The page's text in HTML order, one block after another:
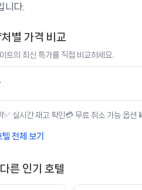
니다.
별 가격 비교
트의 최신 특가를 직접 비교하세요.
✅ 실시간 재고 확인💳 무료 취소 가능 옵션
전체 보기
른 인기 호텔